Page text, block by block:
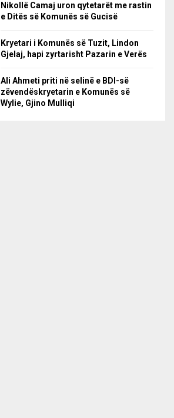
Nikollë Camaj uron qytetarët me rastin
e Ditës së Komunës së Gucisë
Kryetari i Komunës së Tuzit, Lindon
Gjelaj, hapi zyrtarisht Pazarin e Verës
Ali Ahmeti priti në selinë e BDI-së
zëvendëskryetarin e Komunës së
Wylie, Gjino Mulliqi